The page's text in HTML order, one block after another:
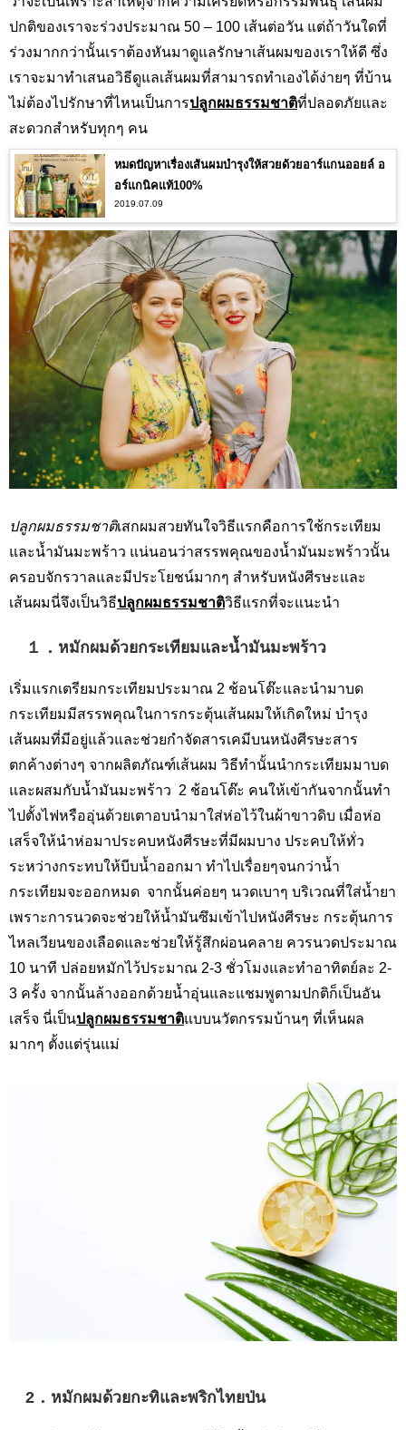
ปกติของเราจะร่วงประมาณ 50 – 100 เส้นต่อวัน แต่ถ้าวันใดที่
ร่วงมากกว่านั้นเราต้องหันมาดูแลรักษาเส้นผมของเราให้ดี ซึ่ง
เราจะมาทำเสนอวิธีดูแลเส้นผมที่สามารถทำเองได้ง่ายๆ ที่บ้าน
ไม่ต้องไปรักษาที่ไหนเป็นการปลูกผมธรรมชาติที่ปลอดภัยและ
สะดวกสำหรับทุกๆ คน
หมดปัญหาเรื่องเส้นผมบำรุงให้สวยด้วยอาร์แกนออยล์ อ
อร์แกนิคแท้100%
2019.07.09
ปลูกผมธรรมชาติเสกผมสวยทันใจวิธีแรกคือการใช้กระเทียม
และน้ำมันมะพร้าว แน่นอนว่าสรรพคุณของน้ำมันมะพร้าวนั้น
ครอบจักรวาลและมีประโยชน์มากๆ สำหรับหนังศีรษะและ
เส้นผมนี่จึงเป็นวิธีปลูกผมธรรมชาติวิธีแรกที่จะแนะนำ
１．หมักผมด้วยกระเทียมและน้ำมันมะพร้าว
เริ่มแรกเตรียมกระเทียมประมาณ 2 ช้อนโต๊ะและนำมาบด
กระเทียมมีสรรพคุณในการกระตุ้นเส้นผมให้เกิดใหม่ บำรุง
เส้นผมที่มีอยู่แล้วและช่วยกำจัดสารเคมีบนหนังศีรษะสาร
ตกค้างต่างๆ จากผลิตภัณฑ์เส้นผม วิธีทำนั้นนำกระเทียมมาบด
และผสมกับน้ำมันมะพร้าว 2 ช้อนโต๊ะ คนให้เข้ากันจากนั้นทำ
ไปตั้งไฟหรืออุ่นด้วยเตาอบนำมาใส่ห่อไว้ในผ้าขาวดิบ เมื่อห่อ
เสร็จให้นำห่อมาประคบหนังศีรษะที่มีผมบาง ประคบให้ทั่ว
ระหว่างกระทบให้บีบน้ำออกมา ทำไปเรื่อยๆจนกว่าน้ำ
กระเทียมจะออกหมด จากนั้นค่อยๆ นวดเบาๆ บริเวณที่ใส่น้ำยา
เพราะการนวดจะช่วยให้น้ำมันซึมเข้าไปหนังศีรษะ กระตุ้นการ
ไหลเวียนของเลือดและช่วยให้รู้สึกผ่อนคลาย ควรนวดประมาณ
10 นาที ปล่อยหมักไว้ประมาณ 2-3 ชั่วโมงและทำอาทิตย์ละ 2-
3 ครั้ง จากนั้นล้างออกด้วยน้ำอุ่นและแชมพูตามปกติก็เป็นอัน
เสร็จ นี่เป็นปลูกผมธรรมชาติแบบนวัตกรรมบ้านๆ ที่เห็นผล
มากๆ ตั้งแต่รุ่นแม่
2．หมักผมด้วยกะทิและพริกไทยป่น